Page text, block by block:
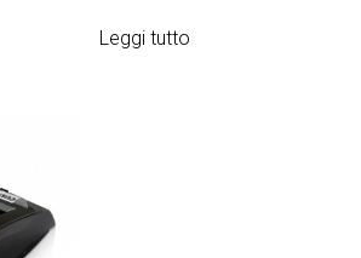
Leggi tutto